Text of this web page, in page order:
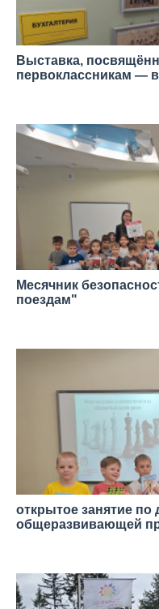
Выставка,
первоклассникам —
Месячник
поездам"
открытое занятие по
общеразвивающей